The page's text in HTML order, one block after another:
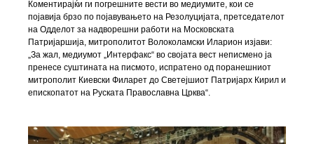
Коментирајќи ги погрешните вести во медиумите, кои се
појавија брзо по појавувањето на Резолуцијата, претседателот
на Одделот за надворешни работи на Московската
Патријаршија, митрополитот Волоколамски Иларион изјави:
„За жал, медиумот „Интерфакс“ во својата вест неписмено ја
пренесе суштината на писмото, испратено од поранешниот
митрополит Киевски Филарет до Светејшиот Патријарх Кирил и
епископатот на Руската Православна Црква“.